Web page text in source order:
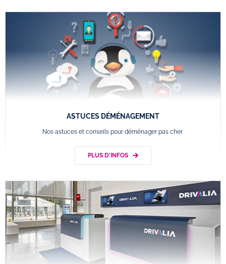
ASTUCES DÉMÉNAGEMENT
Nos astuces et conseils pour déménager pas cher
PLUS D'INFOS